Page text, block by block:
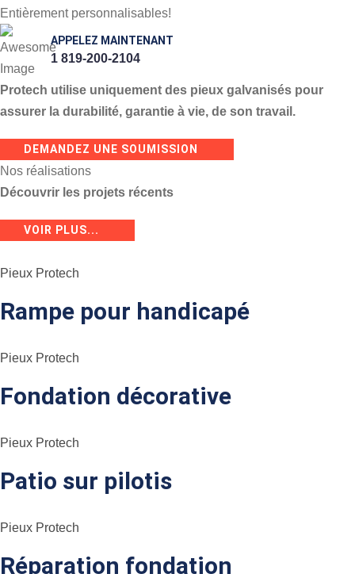
Entièrement personnalisables!
APPELEZ MAINTENANT
1 819-200-2104
Protech utilise uniquement des pieux galvanisés pour
assurer la durabilité, garantie à vie, de son travail.
DEMANDEZ UNE SOUMISSION
Nos réalisations
Découvrir les projets récents
VOIR PLUS...
Pieux Protech
Rampe pour handicapé
Pieux Protech
Fondation décorative
Pieux Protech
Patio sur pilotis
Pieux Protech
Réparation fondation